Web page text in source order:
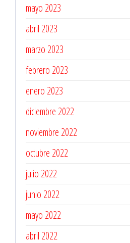
mayo 2023
abril 2023
marzo 2023
febrero 2023
enero 2023
diciembre 2022
noviembre 2022
octubre 2022
julio 2022
junio 2022
mayo 2022
abril 2022